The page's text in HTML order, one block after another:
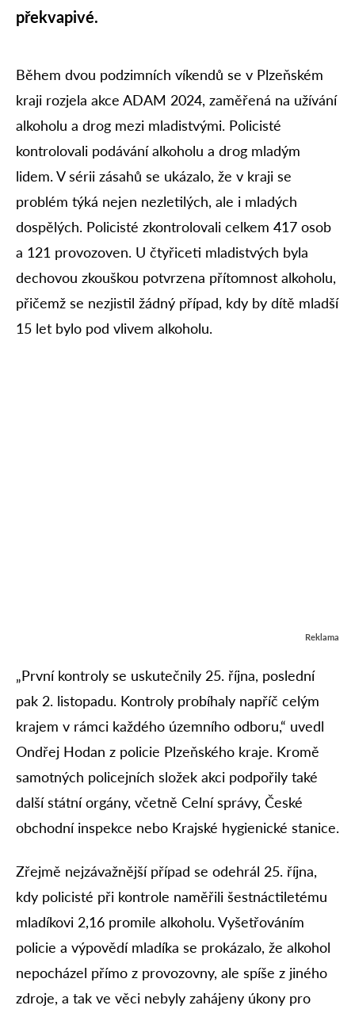
překvapivé.
Během dvou podzimních víkendů se v Plzeňském
kraji rozjela akce ADAM 2024, zaměřená na užívání
alkoholu a drog mezi mladistvými. Policisté
kontrolovali podávání alkoholu a drog mladým
lidem. V sérii zásahů se ukázalo, že v kraji se
problém týká nejen nezletilých, ale i mladých
dospělých. Policisté zkontrolovali celkem 417 osob
a 121 provozoven. U čtyřiceti mladistvých byla
dechovou zkouškou potvrzena přítomnost alkoholu,
přičemž se nezjistil žádný případ, kdy by dítě mladší
15 let bylo pod vlivem alkoholu.
Reklama
„První kontroly se uskutečnily 25. října, poslední
pak 2. listopadu. Kontroly probíhaly napříč celým
krajem v rámci každého územního odboru,“ uvedl
Ondřej Hodan z policie Plzeňského kraje. Kromě
samotných policejních složek akci podpořily také
další státní orgány, včetně Celní správy, České
obchodní inspekce nebo Krajské hygienické stanice.
Zřejmě nejzávažnější případ se odehrál 25. října,
kdy policisté při kontrole naměřili šestnáctiletému
mladíkovi 2,16 promile alkoholu. Vyšetřováním
policie a výpovědí mladíka se prokázalo, že alkohol
nepocházel přímo z provozovny, ale spíše z jiného
zdroje, a tak ve věci nebyly zahájeny úkony pro